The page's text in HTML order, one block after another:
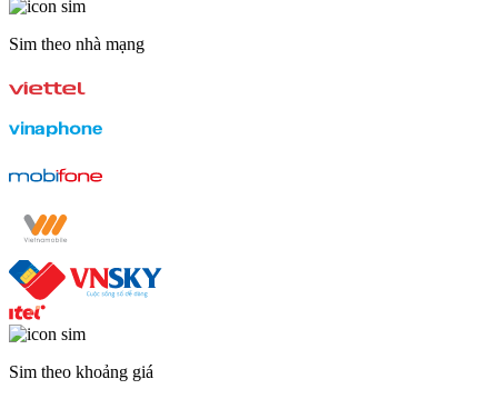
Sim theo nhà mạng
Sim theo khoảng giá